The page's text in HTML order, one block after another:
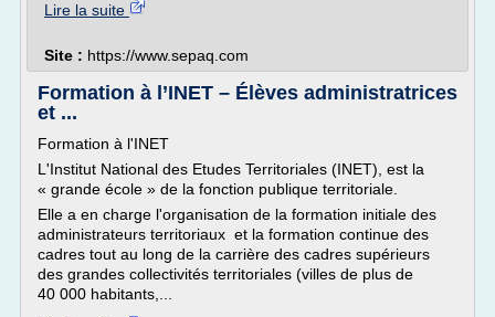
Lire la suite
Site : https://www.sepaq.com
Formation à l’INET – Élèves administratrices
et ...
Formation à l'INET
L'Institut National des Etudes Territoriales (INET), est la
« grande école » de la fonction publique territoriale.
Elle a en charge l'organisation de la formation initiale des
administrateurs territoriaux et la formation continue des
cadres tout au long de la carrière des cadres supérieurs
des grandes collectivités territoriales (villes de plus de
40 000 habitants,...